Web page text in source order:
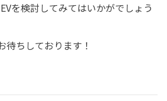
を検討してみてはいかがでしょう
待ちしております！